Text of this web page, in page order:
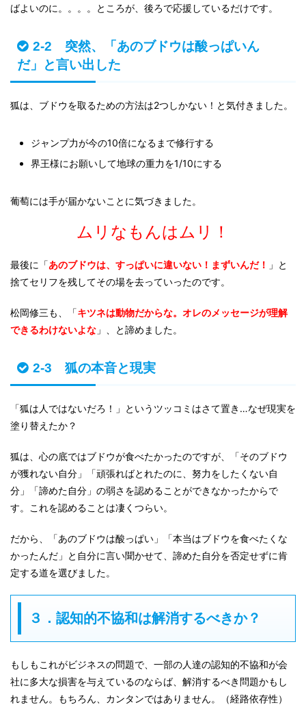
ばよいのに。。。。ところが、 後ろで応援しているだけです。
2-2 突然、「あのブドウは酸っぱいん
だ」と言い出した
狐は、ブドウを取るための方法は2つしかない！と気付きました。
ジャンプ力が今の10倍になるまで修行する
界王様にお願いして地球の重力を1/10にする
葡萄には手が届かないことに気づきました。
ムリなもんはムリ！
最後に「あのブドウは、すっぱいに違いない！まずいんだ！ 」と
捨てセリフを残してその場を去っていったのです。
松岡修三も、「キツネは動物だからな。オレのメッセージが理解
できるわけないよな 」、と諦めました。
2-3 狐の本音と現実
「狐は人ではないだろ！」というツッコミはさて置き…なぜ現実を
塗り替えたか？
狐は、心の底ではブドウが食べたかったのですが、「そのブドウ
が獲れない自分」「頑張ればとれたのに、努力をしたくない自
分」「諦めた自分」の弱さを認めることができなかったからで
す。これを認めることは凄くつらい。
だから、「あのブドウは酸っぱい」「本当はブドウを食べたくな
かったんだ」と自分に言い聞かせて、諦めた自分を否定せずに肯
定する道を選びました。
３．認知的不協和は解消するべきか？
もしもこれがビジネスの問題で、一部の人達の認知的不協和が会
社に多大な損害を与えているのならば、解消するべき問題かもし
れません。もちろん、カンタンではありません。（経路依存性）